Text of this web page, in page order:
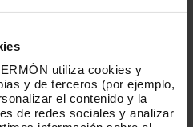
utiliza cookies y
y de terceros (por ejemplo,
el contenido y la
de redes sociales y analizar
Coordinadora
(grupo de trabajo
justo y además en